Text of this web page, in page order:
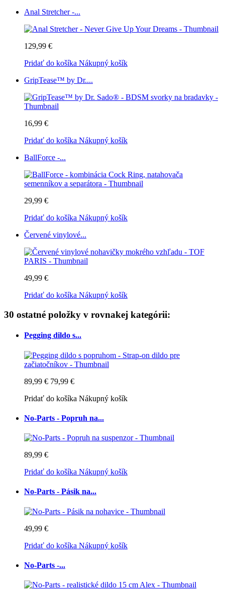
Anal Stretcher -...
129,99 €
Pridať do košíka Nákupný košík
GripTease™ by Dr....
16,99 €
Pridať do košíka Nákupný košík
BallForce -...
29,99 €
Pridať do košíka Nákupný košík
Červené vinylové...
49,99 €
Pridať do košíka Nákupný košík
30 ostatné položky v rovnakej kategórii:
Pegging dildo s...
89,99 € 79,99 €
Pridať do košíka Nákupný košík
No-Parts - Popruh na...
89,99 €
Pridať do košíka Nákupný košík
No-Parts - Pásik na...
49,99 €
Pridať do košíka Nákupný košík
No-Parts -...